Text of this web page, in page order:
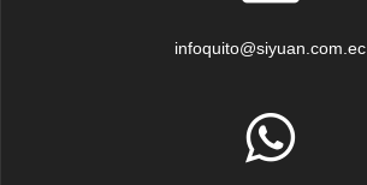
infoquito@siyuan.com.ec